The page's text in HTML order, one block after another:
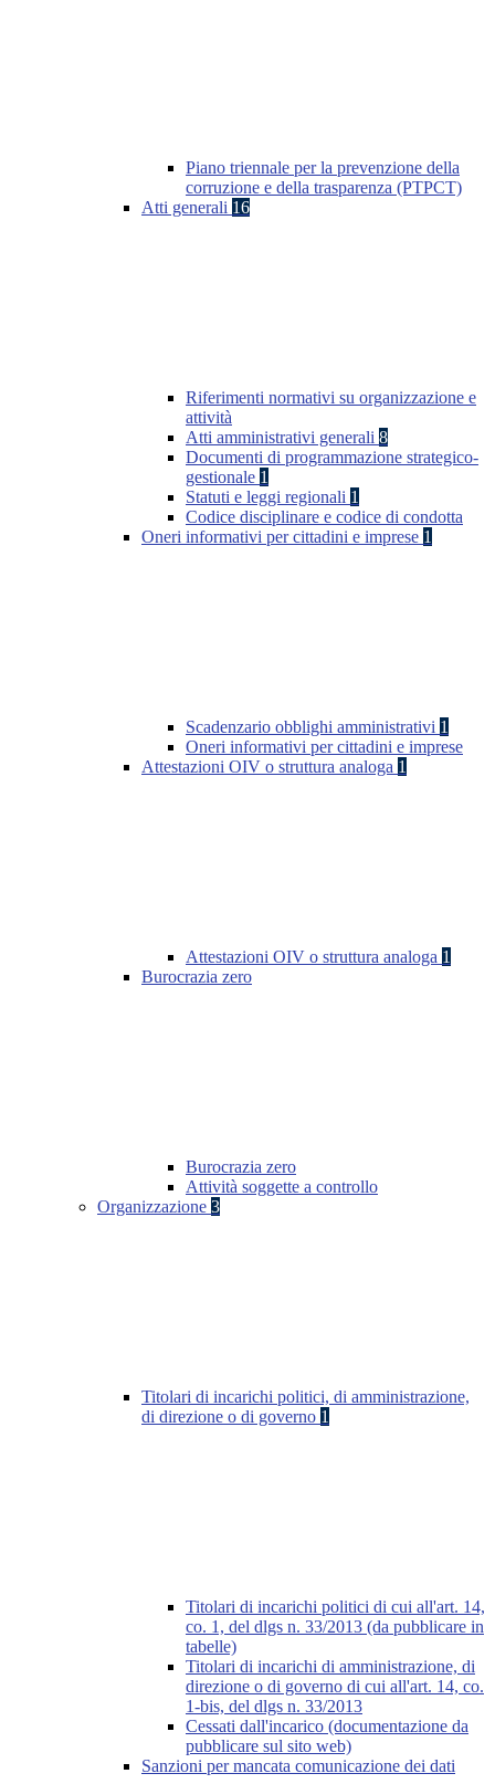
Piano triennale per la prevenzione della
corruzione e della trasparenza (PTPCT)
Atti generali 16
Riferimenti normativi su organizzazione e
attività
Atti amministrativi generali 8
Documenti di programmazione strategico-
gestionale 1
Statuti e leggi regionali 1
Codice disciplinare e codice di condotta
Oneri informativi per cittadini e imprese 1
Scadenzario obblighi amministrativi 1
Oneri informativi per cittadini e imprese
Attestazioni OIV o struttura analoga 1
Attestazioni OIV o struttura analoga 1
Burocrazia zero
Burocrazia zero
Attività soggette a controllo
Organizzazione 3
Titolari di incarichi politici, di amministrazione,
di direzione o di governo 1
Titolari di incarichi politici di cui all'art. 14,
co. 1, del dlgs n. 33/2013 (da pubblicare in
tabelle)
Titolari di incarichi di amministrazione, di
direzione o di governo di cui all'art. 14, co.
1-bis, del dlgs n. 33/2013
Cessati dall'incarico (documentazione da
pubblicare sul sito web)
Sanzioni per mancata comunicazione dei dati